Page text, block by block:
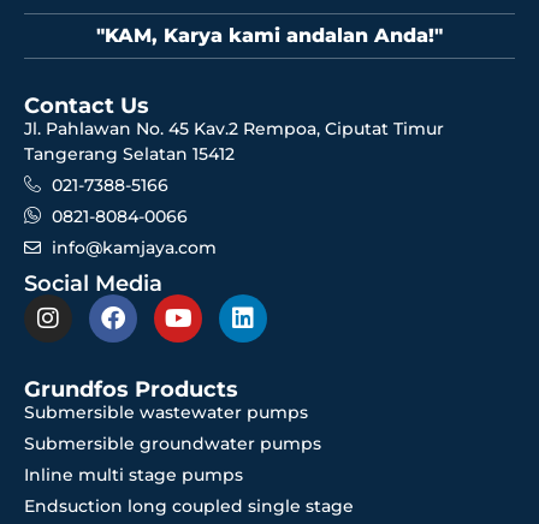
"KAM, Karya kami andalan Anda!"
Contact Us
Jl. Pahlawan No. 45 Kav.2 Rempoa, Ciputat Timur
Tangerang Selatan 15412
021-7388-5166
0821-8084-0066
info@kamjaya.com
Social Media
Grundfos Products
Submersible wastewater pumps
Submersible groundwater pumps
Inline multi stage pumps
Endsuction long coupled single stage